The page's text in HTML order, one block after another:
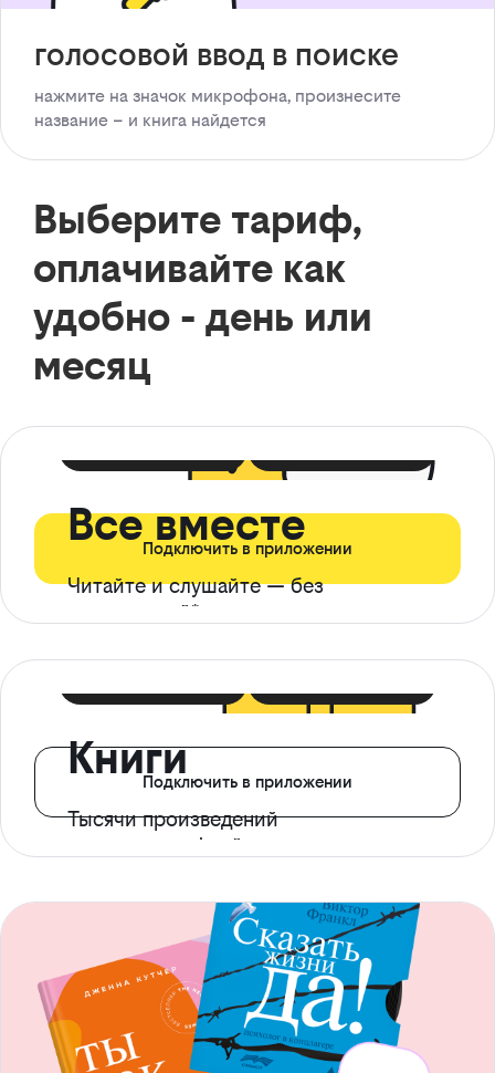
голосовой ввод в поиске
нажмите на значок микрофона, произнесите
название – и книга найдется
Выберите тариф,
оплачивайте как
удобно - день или
месяц
Все вместе
Читайте и слушайте — без
ограничений*
Подключить в приложении
Книги
Тысячи произведений
с доступом офлайн
Подключить в приложении